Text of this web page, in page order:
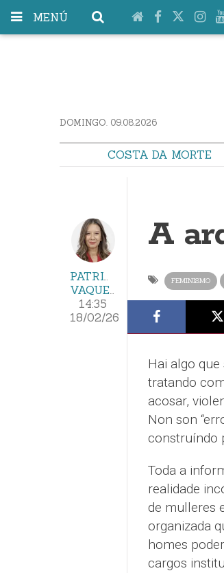
MENÚ
DOMINGO. 09.08.2026
COSTA DA MORTE
PATRICIA
VAQUERO
14:35
18/02/26
A
FEMINISMO
Hai algo
tratando
acosar,
Non son
construíndo
Toda a
realidade
de mulleres
organizada
homes
cargos